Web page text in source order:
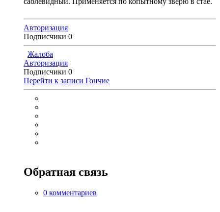
Авторизация
Подписчики 0
Жалоба
Авторизация
Подписчики 0
Перейти к записи Гончие
Обратная связь
0 комментариев